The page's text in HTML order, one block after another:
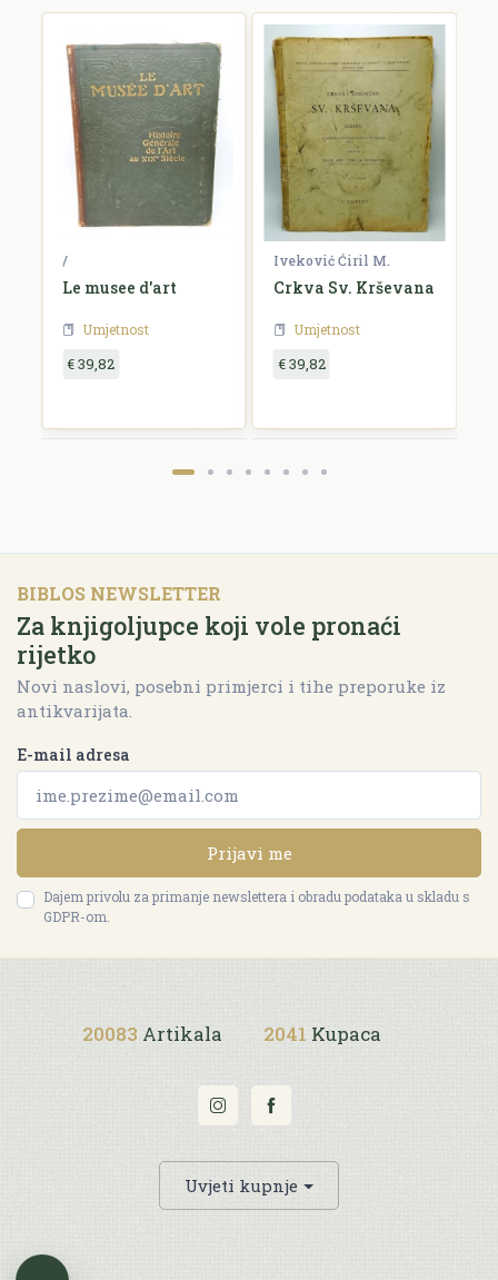
/
Le musee d'art
Umjetnost
€ 39,82
Iveković Ćiril M.
Crkva Sv. Krševana
Umjetnost
€ 39,82
BIBLOS NEWSLETTER
Za knjigoljupce koji vole pronaći
rijetko
Novi naslovi, posebni primjerci i tihe preporuke iz
antikvarijata.
E-mail adresa
Prijavi me
Dajem privolu za primanje newslettera i obradu podataka u skladu s
GDPR-om.
20083 Artikala 2041 Kupaca
Uvjeti kupnje